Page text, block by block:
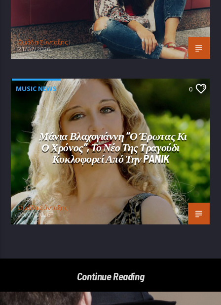
Oμάδα Σύνταξης Ι
21/07/2026
MUSIC NEWS 0
Μάνια Βλαχογιάννη “Ο Έρωτας Κι
Ο Χρόνος”, Το Νέο Της Τραγούδι
Κυκλοφορεί Από Την PANIK
Oμάδα Σύνταξης Ι
20/07/2026
Continue Reading